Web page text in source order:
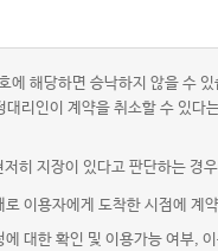
해당하면 승낙하지 않을 수
리인이 계약을 취소할 수 있다
히 지장이 있다고 판단하는 경우
이용자에게 도착한 시점에 계
대한 확인 및 이용가능 여부,